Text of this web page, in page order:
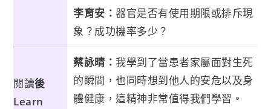
李育安：器官是否有使用期限或排斥現
象？成功機率多少？
閱讀後
Learn
蔡詠晴：我學到了當患者家屬面對生死
的瞬間，也同時想到他人的安危以及身
體健康，這精神非常值得我們學習。